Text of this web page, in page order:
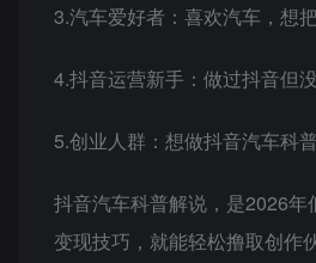
3.汽车爱好者：喜欢汽车，想
4.抖音运营新手：做过抖音但
5.创业人群：想做抖音汽车科
抖音汽车科普解说，是2026
变现技巧，就能轻松撸取创作